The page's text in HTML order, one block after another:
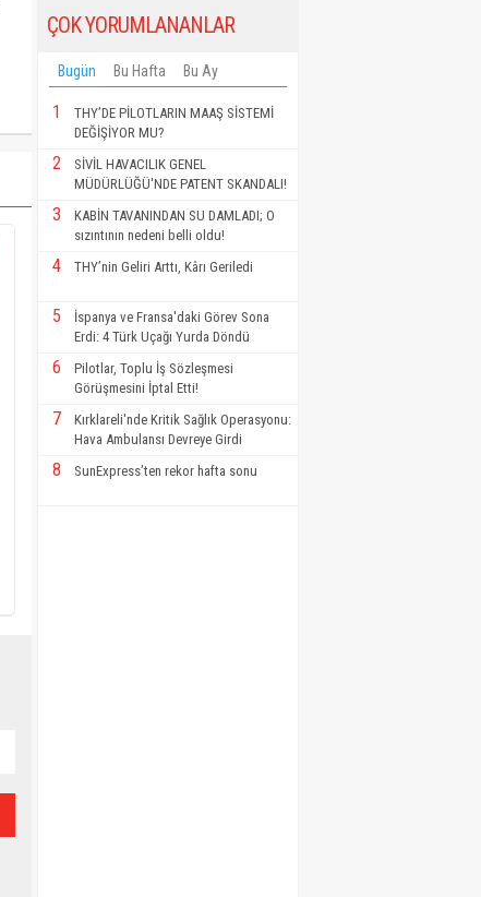
ÇOK YORUMLANANLAR
Bugün Bu Hafta Bu Ay
1
THY’DE PİLOTLARIN MAAŞ SİSTEMİ
DEĞİŞİYOR MU?
2
SİVİL HAVACILIK GENEL
MÜDÜRLÜĞÜ'NDE PATENT SKANDALI!
3
KABİN TAVANINDAN SU DAMLADI; O
sızıntının nedeni belli oldu!
4 THY’nin Geliri Arttı, Kârı Geriledi
5
İspanya ve Fransa'daki Görev Sona
Erdi: 4 Türk Uçağı Yurda Döndü
6
Pilotlar, Toplu İş Sözleşmesi
Görüşmesini İptal Etti!
7
Kırklareli'nde Kritik Sağlık Operasyonu:
Hava Ambulansı Devreye Girdi
8 SunExpress’ten rekor hafta sonu